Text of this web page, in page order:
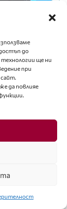
до
ще ни
при
да повлияе
за
отношения